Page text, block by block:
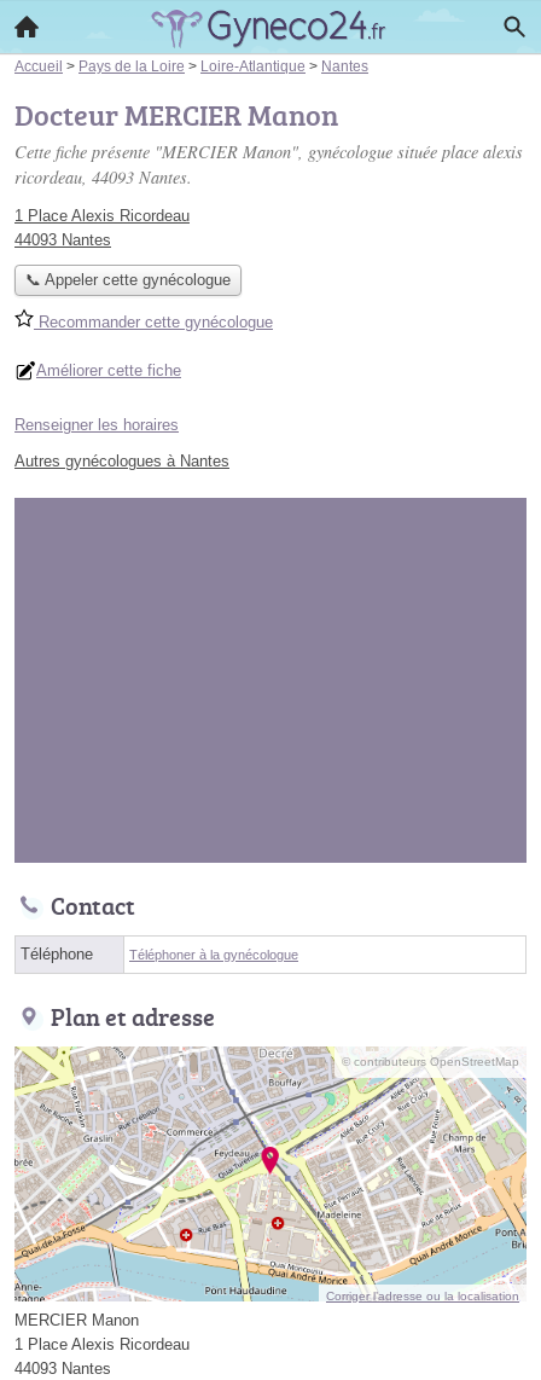
Accueil > Pays de la Loire > Loire-Atlantique > Nantes
Docteur MERCIER Manon
Cette fiche présente "MERCIER Manon", gynécologue située place alexis
ricordeau, 44093 Nantes.
1 Place Alexis Ricordeau
44093 Nantes
📞 Appeler cette gynécologue
Recommander cette gynécologue
Améliorer cette fiche
Renseigner les horaires
Autres gynécologues à Nantes
Contact
Téléphone Téléphoner à la gynécologue
Plan et adresse
© contributeurs OpenStreetMap
Corriger l’adresse ou la localisation
MERCIER Manon
1 Place Alexis Ricordeau
44093 Nantes